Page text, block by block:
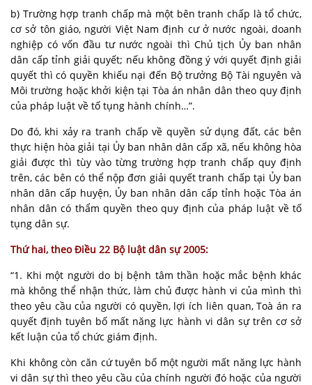
b) Trường hợp tranh chấp mà một bên tranh chấp là tổ chức,
cơ sở tôn giáo, người Việt Nam định cư ở nước ngoài, doanh
nghiệp có vốn đầu tư nước ngoài thì Chủ tịch Ủy ban nhân
dân cấp tỉnh giải quyết; nếu không đồng ý với quyết định giải
quyết thì có quyền khiếu nại đến Bộ trưởng Bộ Tài nguyên và
Môi trường hoặc khởi kiện tại Tòa án nhân dân theo quy định
của pháp luật về tố tụng hành chính…”.
Do đó, khi xảy ra tranh chấp về quyền sử dụng đất, các bên
thực hiện hòa giải tại Ủy ban nhân dân cấp xã, nếu không hòa
giải được thì tùy vào từng trường hợp tranh chấp quy định
trên, các bên có thể nộp đơn giải quyết tranh chấp tại Ủy ban
nhân dân cấp huyện, Ủy ban nhân dân cấp tỉnh hoặc Tòa án
nhân dân có thẩm quyền theo quy định của pháp luật về tố
tụng dân sự.
Thứ hai, theo Điều 22 Bộ luật dân sự2005:
“1. Khi một người do bị bệnh tâm thần hoặc mắc bệnh khác
mà không thể nhận thức, làm chủ được hành vi của mình thì
theo yêu cầu của người có quyền, lợi ích liên quan, Toà án ra
quyết định tuyên bố mất năng lực hành vi dân sự trên cơ sở
kết luận của tổ chức giám định.
Khi không còn căn cứ tuyên bố một người mất năng lực hành
vi dân sự thì theo yêu cầu của chính người đó hoặc của người